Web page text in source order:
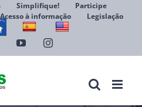
Simplifique!
Participe
Acesso à informação
Legislação
YouTubeInstagram